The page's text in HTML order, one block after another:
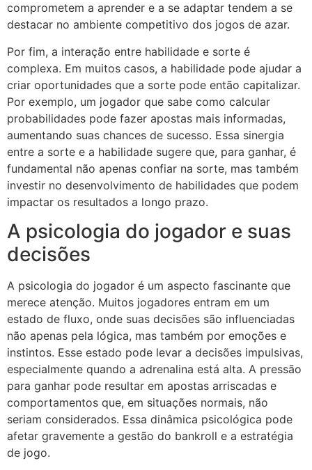
comprometem a aprender e a se adaptar tendem a se
destacar no ambiente competitivo dos jogos de azar.
Por fim, a interação entre habilidade e sorte é
complexa. Em muitos casos, a habilidade pode ajudar a
criar oportunidades que a sorte pode então capitalizar.
Por exemplo, um jogador que sabe como calcular
probabilidades pode fazer apostas mais informadas,
aumentando suas chances de sucesso. Essa sinergia
entre a sorte e a habilidade sugere que, para ganhar, é
fundamental não apenas confiar na sorte, mas também
investir no desenvolvimento de habilidades que podem
impactar os resultados a longo prazo.
A psicologia do jogador e suas
decisões
A psicologia do jogador é um aspecto fascinante que
merece atenção. Muitos jogadores entram em um
estado de fluxo, onde suas decisões são influenciadas
não apenas pela lógica, mas também por emoções e
instintos. Esse estado pode levar a decisões impulsivas,
especialmente quando a adrenalina está alta. A pressão
para ganhar pode resultar em apostas arriscadas e
comportamentos que, em situações normais, não
seriam considerados. Essa dinâmica psicológica pode
afetar gravemente a gestão do bankroll e a estratégia
de jogo.